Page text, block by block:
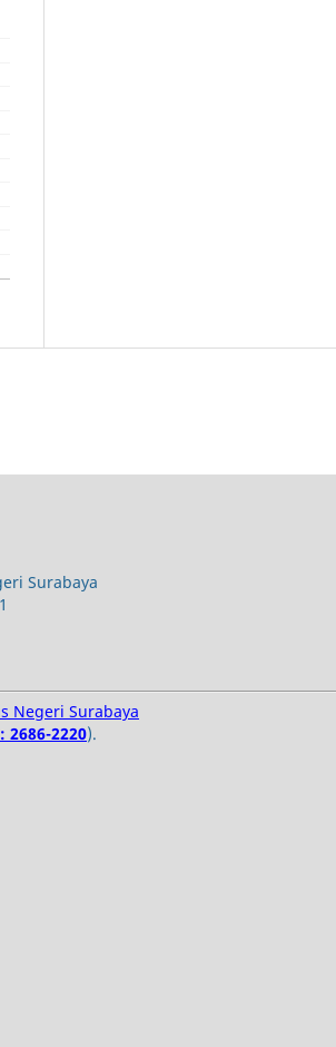
Surabaya
Negeri Surabaya
2686-2220).